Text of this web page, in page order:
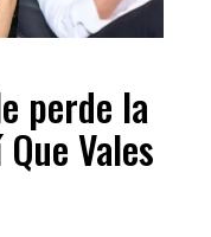
perde la
Vales